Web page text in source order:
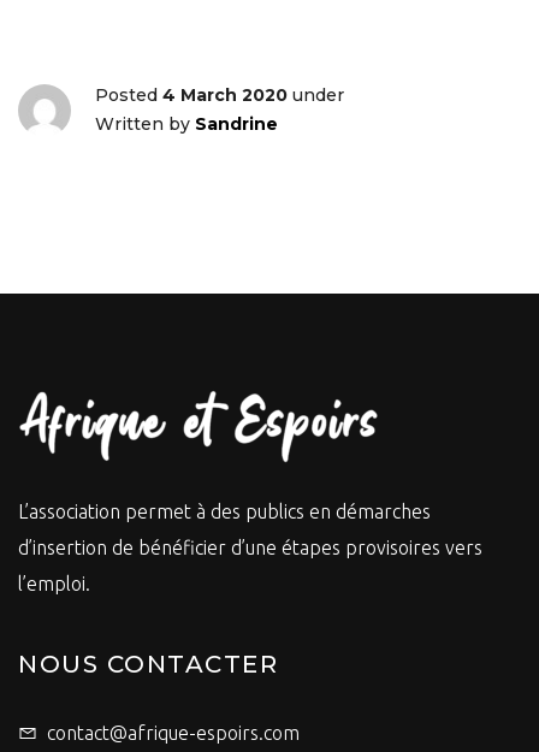
Posted 4 March 2020 under
Written by Sandrine
L’association permet à des publics en démarches
d’insertion de bénéficier d’une étapes provisoires vers
l’emploi.
NOUS CONTACTER
contact@afrique-espoirs.com